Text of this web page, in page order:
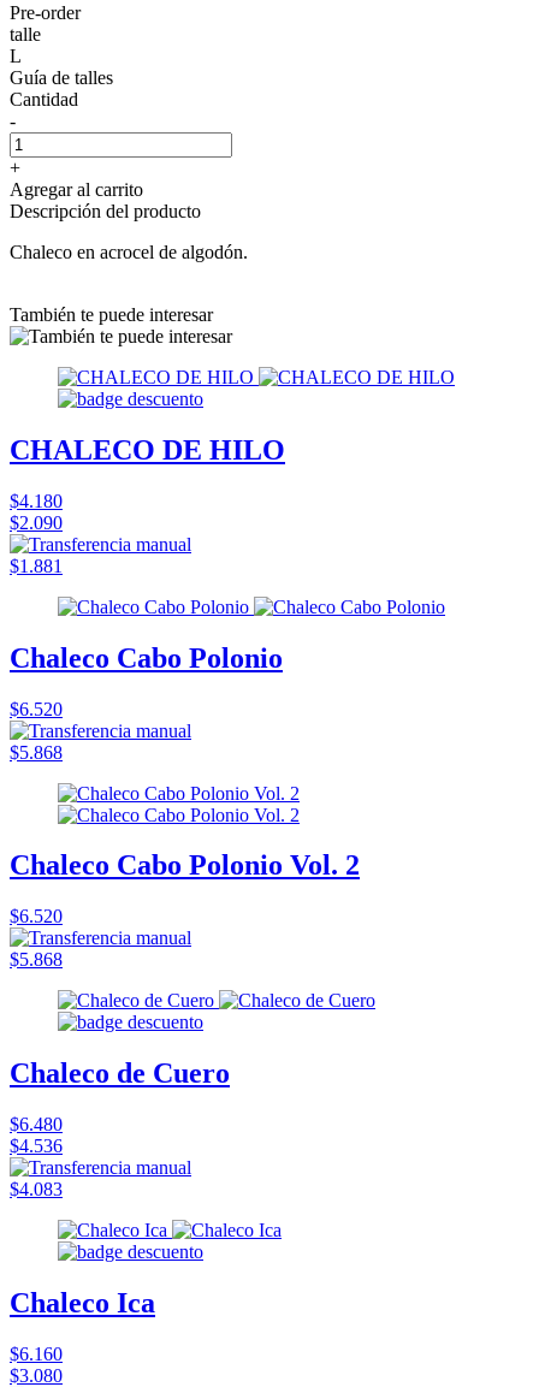
Pre-order
talle
L
Guía de talles
Cantidad
-
+
Agregar al carrito
Descripción del producto
Chaleco en acrocel de algodón.
También te puede interesar
CHALECO DE HILO
$4.180
$2.090
$1.881
Chaleco Cabo Polonio
$6.520
$5.868
Chaleco Cabo Polonio Vol. 2
$6.520
$5.868
Chaleco de Cuero
$6.480
$4.536
$4.083
Chaleco Ica
$6.160
$3.080